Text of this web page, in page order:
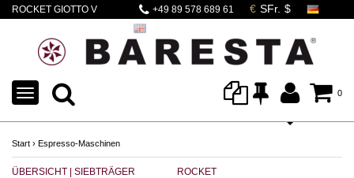
ROCKET GIOTTO V
+49 89 578 689 61
0
TOGGLE
NAVIGATION
Start › Espresso-Maschinen
ÜBERSICHT | SIEBTRÄGER
ROCKET